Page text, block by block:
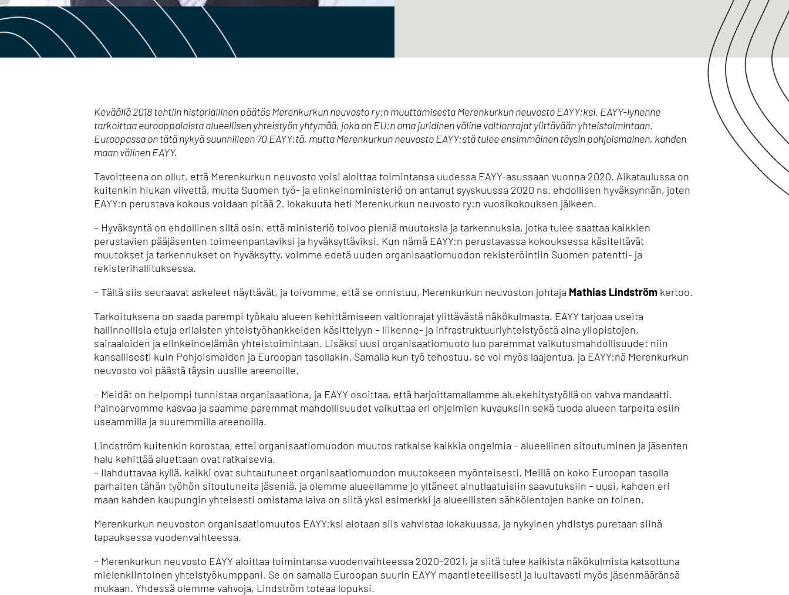
Keväällä 2018 tehtiin historiallinen päätös Merenkurkun neuvosto ry:n muuttamisesta Merenkurkun neuvosto EAYY:ksi. EAYY-lyhenne
tarkoittaa eurooppalaista alueellisen yhteistyön yhtymää, joka on EU:n oma juridinen väline valtionrajat ylittävään yhteistoimintaan.
Euroopassa on tätä nykyä suunnilleen 70 EAYY:tä, mutta Merenkurkun neuvosto EAYY:stä tulee ensimmäinen täysin pohjoismainen, kahden
maan välinen EAYY.
Tavoitteena on ollut, että Merenkurkun neuvosto voisi aloittaa toimintansa uudessa EAYY-asussaan vuonna 2020. Aikataulussa on
kuitenkin hiukan viivettä, mutta Suomen työ- ja elinkeinoministeriö on antanut syyskuussa 2020 ns. ehdollisen hyväksynnän, joten
EAYY:n perustava kokous voidaan pitää 2. lokakuuta heti Merenkurkun neuvosto ry:n vuosikokouksen jälkeen.
– Hyväksyntä on ehdollinen siltä osin, että ministeriö toivoo pieniä muutoksia ja tarkennuksia, jotka tulee saattaa kaikkien
perustavien pääjäsenten toimeenpantaviksi ja hyväksyttäviksi. Kun nämä EAYY:n perustavassa kokouksessa käsiteltävät
muutokset ja tarkennukset on hyväksytty, voimme edetä uuden organisaatiomuodon rekisteröintiin Suomen patentti- ja
rekisterihallituksessa.
– Tältä siis seuraavat askeleet näyttävät, ja toivomme, että se onnistuu, Merenkurkun neuvoston johtaja Mathias Lindström kertoo.
Tarkoituksena on saada parempi työkalu alueen kehittämiseen valtionrajat ylittävästä näkökulmasta. EAYY tarjoaa useita
hallinnollisia etuja erilaisten yhteistyöhankkeiden käsittelyyn – liikenne- ja infrastruktuuriyhteistyöstä aina yliopistojen,
sairaaloiden ja elinkeinoelämän yhteistoimintaan. Lisäksi uusi organisaatiomuoto luo paremmat vaikutusmahdollisuudet niin
kansallisesti kuin Pohjoismaiden ja Euroopan tasollakin. Samalla kun työ tehostuu, se voi myös laajentua, ja EAYY:nä Merenkurkun
neuvosto voi päästä täysin uusille areenoille.
– Meidät on helpompi tunnistaa organisaationa, ja EAYY osoittaa, että harjoittamallamme aluekehitystyöllä on vahva mandaatti.
Painoarvomme kasvaa ja saamme paremmat mahdollisuudet vaikuttaa eri ohjelmien kuvauksiin sekä tuoda alueen tarpeita esiin
useammilla ja suuremmilla areenoilla.
Lindström kuitenkin korostaa, ettei organisaatiomuodon muutos ratkaise kaikkia ongelmia – alueellinen sitoutuminen ja jäsenten
halu kehittää aluettaan ovat ratkaisevia.
– Ilahduttavaa kyllä, kaikki ovat suhtautuneet organisaatiomuodon muutokseen myönteisesti. Meillä on koko Euroopan tasolla
parhaiten tähän työhön sitoutuneita jäseniä, ja olemme alueellamme jo yltäneet ainutlaatuisiin saavutuksiin – uusi, kahden eri
maan kahden kaupungin yhteisesti omistama laiva on siitä yksi esimerkki ja alueellisten sähkölentojen hanke on toinen.
Merenkurkun neuvoston organisaatiomuutos EAYY:ksi aiotaan siis vahvistaa lokakuussa, ja nykyinen yhdistys puretaan siinä
tapauksessa vuodenvaihteessa.
– Merenkurkun neuvosto EAYY aloittaa toimintansa vuodenvaihteessa 2020–2021, ja siitä tulee kaikista näkökulmista katsottuna
mielenkiintoinen yhteistyökumppani. Se on samalla Euroopan suurin EAYY maantieteellisesti ja luultavasti myös jäsenmääränsä
mukaan. Yhdessä olemme vahvoja, Lindström toteaa lopuksi.